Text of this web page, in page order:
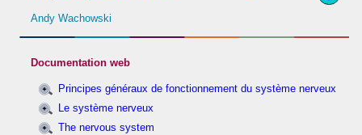
Andy Wachowski
Documentation web
Principes généraux de fonctionnement du système nerveux
Le système nerveux
The nervous system